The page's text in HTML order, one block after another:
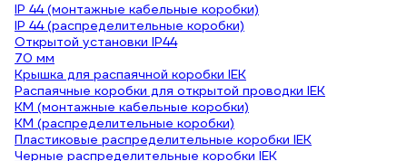
IP 44 (монтажные кабельные коробки)
IP 44 (распределительные коробки)
Открытой установки IP44
70 мм
Крышка для распаячной коробки IEK
Распаячные коробки для открытой проводки IEK
КМ (монтажные кабельные коробки)
КМ (распределительные коробки)
Пластиковые распределительные коробки IEK
Черные распределительные коробки IEK